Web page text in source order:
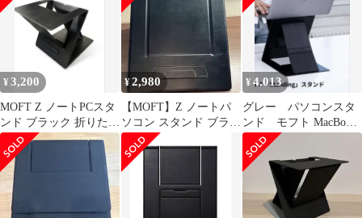
使用 送料無料
¥3,200
MOFT Z ノートPCスタ
ンド ブラック 折りたた
み式 スタンディング対
応
¥2,980
【MOFT】Z ノートパ
ソコン スタンド ブラッ
ク
¥4,013
グレー パソコンスタ
ンド モフト MacBook
Z 折りたたみ ノート
PC用